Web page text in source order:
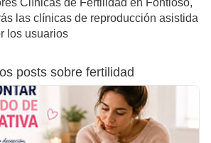
las clínicas de reproducción asistida
los usuarios
posts sobre fertilidad